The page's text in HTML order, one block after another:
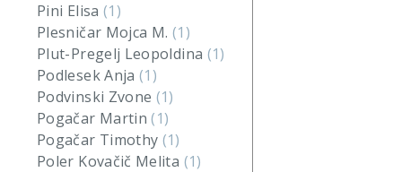
Pini Elisa (1)
Plesničar Mojca M. (1)
Plut-Pregelj Leopoldina (1)
Podlesek Anja(1)
Podvinski Zvone (1)
Pogačar Martin(1)
Pogačar Timothy (1)
Poler Kovačič Melita (1)